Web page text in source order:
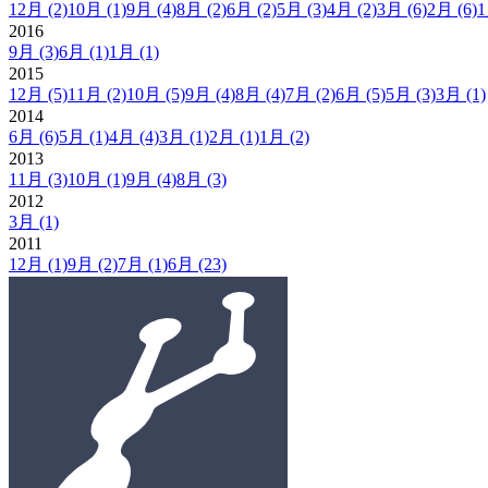
12月 (2)10月 (1)9月 (4)8月 (2)6月 (2)5月 (3)4月 (2)3月 (6)2月 (6)
2016
9月 (3)6月 (1)1月 (1)
2015
12月 (5)11月 (2)10月 (5)9月 (4)8月 (4)7月 (2)6月 (5)5月 (3)3月 (1)
2014
6月 (6)5月 (1)4月 (4)3月 (1)2月 (1)1月 (2)
2013
11月 (3)10月 (1)9月 (4)8月 (3)
2012
3月 (1)
2011
12月 (1)9月 (2)7月 (1)6月 (23)